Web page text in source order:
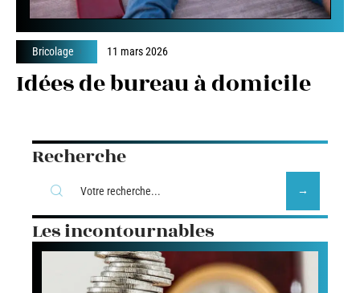
Bricolage 11 mars 2026
Idées de bureau à domicile
Recherche
Les incontournables